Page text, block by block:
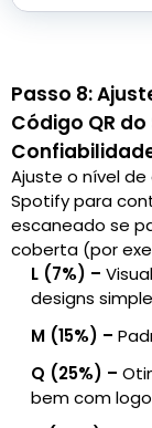
Passo 8:
Código QR
Ajuste o nível
Spotify para
escaneado se
coberta (por
L (7%) –
designs
M (15%) –
Q (25%) –
bem com